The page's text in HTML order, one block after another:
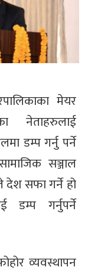
मेयर
नेताहरुलाई
डम्प गर्नु पर्ने
सञ्जाल
देश सफा गर्ने हो
डम्प गर्नुपर्ने
व्यवस्थापन